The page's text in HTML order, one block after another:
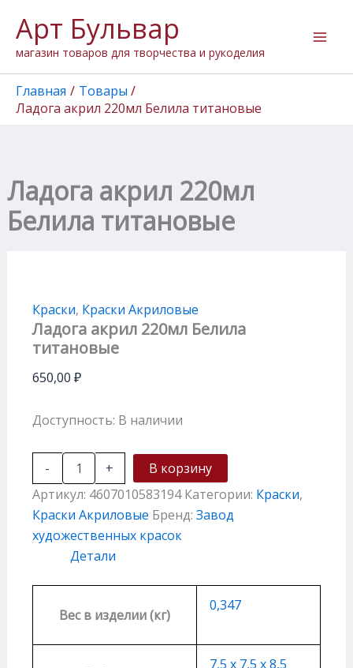
содержимому
Арт Бульвар
магазин товаров для творчества и рукоделия
Главная
Товары
Ладога акрил 220мл Белила титановые
Ладога акрил 220мл
Белила титановые
Краски, Краски Акриловые
Ладога акрил 220мл Белила
титановые
650,00 ₽
Доступность: В наличии
-
товара
Ладога
акрил
220мл
Белила
+
В корзину
Артикул: 4607010583194 Категории: Краски,
Краски Акриловые Бренд: Завод
художественных красок
Детали
Вес в изделии (кг)
0,347
7,5 х 7,5 х 8,5